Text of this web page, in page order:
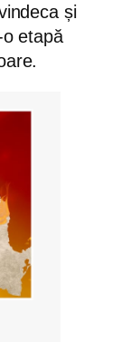
și
etapă